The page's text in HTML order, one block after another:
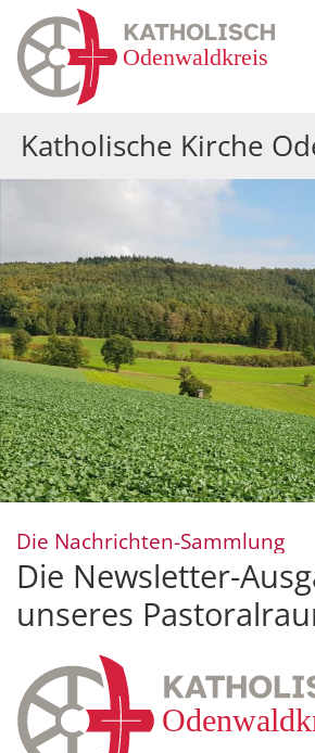
Zum Inhalt springen
Katholische Kirche
Die Nachrichten-Sammlung:
Die Newsletter-
unseres